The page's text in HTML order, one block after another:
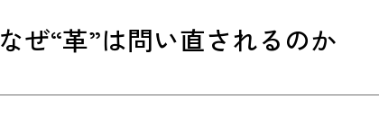
なぜ“革”は問い直されるのか